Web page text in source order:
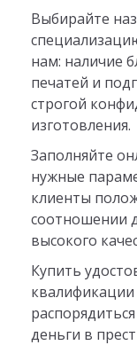
Выбирайте
нам: наличие
печатей и
строгой
изготовления.
Заполняйте
нужные
клиенты
соотношении
высокого
Купить
деньги в